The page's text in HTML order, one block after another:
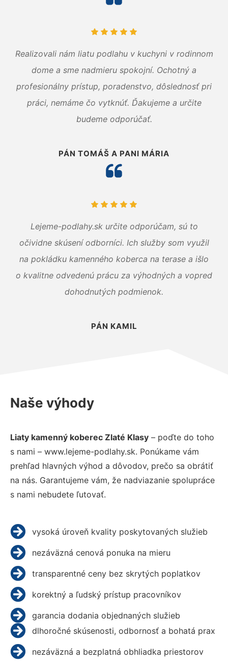
Realizovali nám liatu podlahu v kuchyni v rodinnom
dome a sme nadmieru spokojní. Ochotný a
profesionálny prístup, poradenstvo, dôslednosť pri
práci, nemáme čo vytknúť. Ďakujeme a určite
budeme odporúčať.
PÁN TOMÁŠ A PANI MÁRIA
Lejeme-podlahy.sk určite odporúčam, sú to
očividne skúsení odborníci. Ich služby som využil
na pokládku kamenného koberca na terase a išlo
o kvalitne odvedenú prácu za výhodných a vopred
dohodnutých podmienok.
PÁN KAMIL
Naše výhody
Liaty kamenný koberec Zlaté Klasy – poďte do toho
s nami – www.lejeme-podlahy.sk. Ponúkame vám
prehľad hlavných výhod a dôvodov, prečo sa obrátiť
na nás. Garantujeme vám, že nadviazanie spolupráce
s nami nebudete ľutovať.
vysoká úroveň kvality poskytovaných služieb
nezáväzná cenová ponuka na mieru
transparentné ceny bez skrytých poplatkov
korektný a ľudský prístup pracovníkov
garancia dodania objednaných služieb
dlhoročné skúsenosti, odbornosť a bohatá prax
nezáväzná a bezplatná obhliadka priestorov